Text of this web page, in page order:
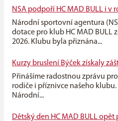
NSA podpoří HC MAD BULL i v
Národní sportovní agentura
dotace pro klub HC MAD BULL
2026. Klubu byla přiznána...
Kurzy bruslení Býček získaly
Přinášíme radostnou zprávu
rodiče i příznivce našeho
Národní...
Dětský den HC MAD BULL